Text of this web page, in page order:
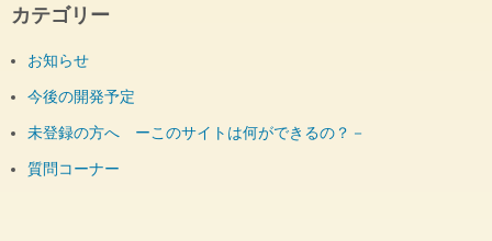
カテゴリー
お知らせ
今後の開発予定
未登録の方へ ーこのサイトは何ができるの？－
質問コーナー